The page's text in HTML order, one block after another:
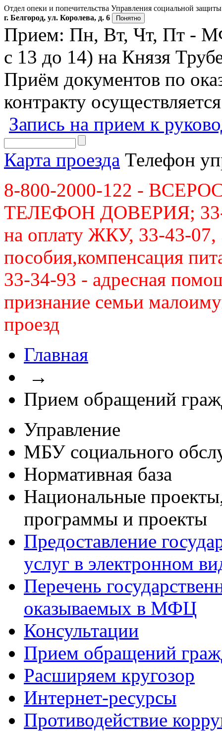
Отдел опеки и попечительства Управления социальной
г. Белгород, ул. Королева, д. 6
Понятно
Прием: Пн, Вт, Чт, Пт -
с 13 до 14) на Князя
Приём документов по
контракту
Запись на прием к
Карта проезда Телефон
8-800-2000-122 -
ТЕЛЕФОН ДОВЕРИЯ; 33-
на оплату ЖКУ, 33-43-07,
пособия,компенсация
33-34-93 - адресная
признание семьи
проезд
Главная
→
Прием обращений
Управление
МБУ социального
Нормативная база
Национальные
программы и проекты
Предоставление
услуг в электронном
Перечень
оказываемых в МФЦ
Консультации
Прием обращений
Расширяем кругозор
Интернет-ресурсы
Противодействие